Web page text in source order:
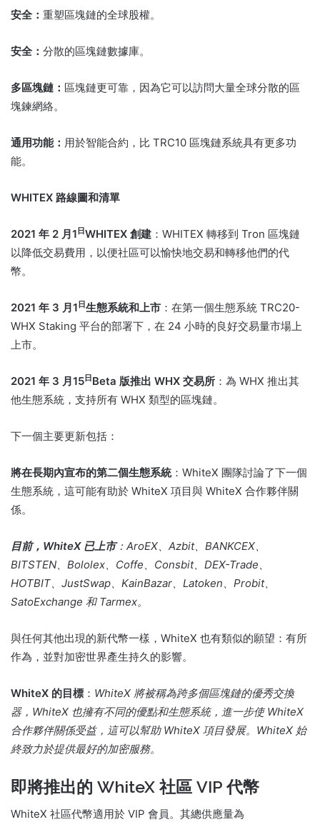
安全： 重塑區塊鏈的全球股權。
安全： 分散的區塊鏈數據庫。
多區塊鏈： 區塊鏈更可靠，因為它可以訪問大量全球分散的區
塊鍊網絡。
通用功能： 用於智能合約，比 TRC10 區塊鏈系統具有更多功
能。
WHITEX 路線圖和清單
2021 年 2 月1 日WHITEX 創建 ：WHITEX 轉移到 Tron 區塊鏈
以降低交易費用，以便社區可以愉快地交易和轉移他們的代
幣。
2021 年 3 月1 日生態系統和上市 ：在第一個生態系統 TRC20-
WHX Staking 平台的部署下，在 24 小時的良好交易量市場上
上市。
2021 年 3 月15日 Beta 版推出 WHX 交易所 ：為 WHX 推出其
他生態系統，支持所有 WHX 類型的區塊鏈。
下一個主要更新包括：
將在長期內宣布的第二個生態系統：WhiteX 團隊討論了下一個
生態系統，這可能有助於 WhiteX 項目與 WhiteX 合作夥伴關
係。
目前，WhiteX 已上市：AroEX、Azbit、BANKCEX、
BITSTEN、Bololex、Coffe、Consbit、DEX-Trade、
HOTBIT、JustSwap、KainBazar、Latoken、Probit、
SatoExchange 和 Tarmex。
與任何其他出現的新代幣一樣，WhiteX 也有類似的願望：有所
作為，並對加密世界產生持久的影響。
WhiteX 的目標 ： WhiteX 將被稱為跨多個區塊鏈的優秀交換
器，WhiteX 也擁有不同的優點和生態系統，進一步使 WhiteX
合作夥伴關係受益，這可以幫助 WhiteX 項目發展。 WhiteX 始
終致力於提供最好的加密服務。
即將推出的 WhiteX 社區 VIP 代幣
WhiteX 社區代幣適用於 VIP 會員。 其總供應量為